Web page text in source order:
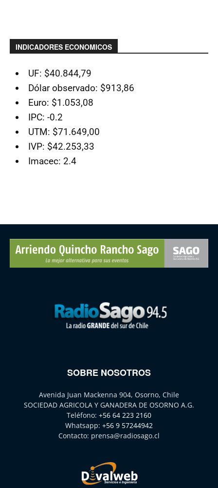
INDICADORES ECONOMICOS
UF: $40.844,79
Dólar observado: $913,86
Euro: $1.053,08
IPC: -0.2
UTM: $71.649,00
IVP: $42.253,33
Imacec: 2.4
SOBRE NOSOTROS
Avenida Juan Mackenna 904, Osorno, Chile
SOCIEDAD AGRICOLA Y GANADERA DE OSORNO A.G.
Teléfono: +56 64 223 2160
Whatsapp: +56 9 57244942
Contacto: prensa@radiosago.cl